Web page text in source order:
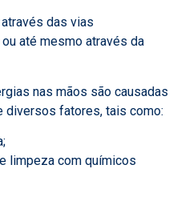
das vias
até mesmo através da
nas mãos são causadas
diversos fatores, tais como:
limpeza com químicos